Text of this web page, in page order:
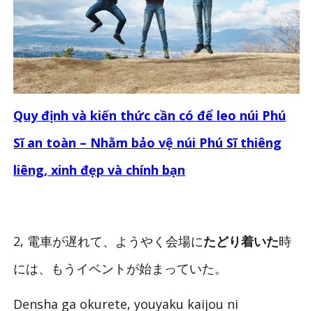
Quy định và kiến thức cần có để leo núi Phú
Sĩ an toàn – Nhằm bảo vệ núi Phú Sĩ thiêng
liêng, xinh đẹp và chính bạn
2, 電車が遅れて、ようやく会場にたどり着いた時
には、もうイベントが始まっていた。
Densha ga okurete, youyaku kaijou ni